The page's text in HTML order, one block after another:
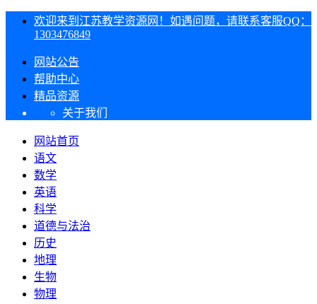
欢迎来到江苏教学资源网！如遇问题，请联系客服QQ：
1303476849
网站公告
帮助中心
精品资源
关于我们
网站首页
语文
数学
英语
科学
道德与法治
历史
地理
生物
物理